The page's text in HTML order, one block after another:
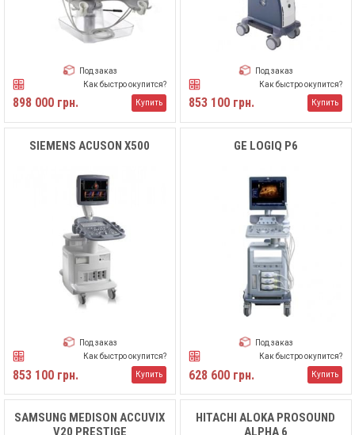
Под заказ
Как быстро окупится?
898 000 грн. Купить
Под заказ
Как быстро окупится?
853 100 грн. Купить
SIEMENS ACUSON X500
Под заказ
Как быстро окупится?
853 100 грн. Купить
GE LOGIQ P6
Под заказ
Как быстро окупится?
628 600 грн. Купить
SAMSUNG MEDISON ACCUVIX
V20 PRESTIGE
HITACHI ALOKA PROSOUND
ALPHA 6